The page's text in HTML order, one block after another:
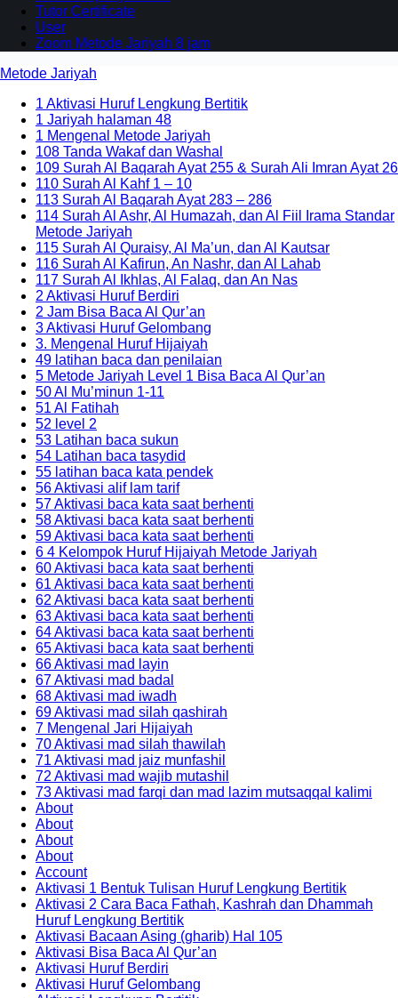
Tutor Certificate
User
Zoom Metode Jariyah 8 jam
Metode Jariyah
1 Aktivasi Huruf Lengkung Bertitik
1 Jariyah halaman 48
1 Mengenal Metode Jariyah
108 Tanda Wakaf dan Washal
109 Surah Al Baqarah Ayat 255 & Surah Ali Imran Ayat 26
110 Surah Al Kahf 1 – 10
113 Surah Al Baqarah Ayat 283 – 286
114 Surah Al Ashr, Al Humazah, dan Al Fiil Irama Standar
Metode Jariyah
115 Surah Al Quraisy, Al Ma’un, dan Al Kautsar
116 Surah Al Kafirun, An Nashr, dan Al Lahab
117 Surah Al Ikhlas, Al Falaq, dan An Nas
2 Aktivasi Huruf Berdiri
2 Jam Bisa Baca Al Qur’an
3 Aktivasi Huruf Gelombang
3. Mengenal Huruf Hijaiyah
49 latihan baca dan penilaian
5 Metode Jariyah Level 1 Bisa Baca Al Qur’an
50 Al Mu’minun 1-11
51 Al Fatihah
52 level 2
53 Latihan baca sukun
54 Latihan baca tasydid
55 latihan baca kata pendek
56 Aktivasi alif lam tarif
57 Aktivasi baca kata saat berhenti
58 Aktivasi baca kata saat berhenti
59 Aktivasi baca kata saat berhenti
6 4 Kelompok Huruf Hijaiyah Metode Jariyah
60 Aktivasi baca kata saat berhenti
61 Aktivasi baca kata saat berhenti
62 Aktivasi baca kata saat berhenti
63 Aktivasi baca kata saat berhenti
64 Aktivasi baca kata saat berhenti
65 Aktivasi baca kata saat berhenti
66 Aktivasi mad layin
67 Aktivasi mad badal
68 Aktivasi mad iwadh
69 Aktivasi mad silah qashirah
7 Mengenal Jari Hijaiyah
70 Aktivasi mad silah thawilah
71 Aktivasi mad jaiz munfashil
72 Aktivasi mad wajib mutashil
73 Aktivasi mad farqi dan mad lazim mutsaqqal kalimi
About
About
About
About
Account
Aktivasi 1 Bentuk Tulisan Huruf Lengkung Bertitik
Aktivasi 2 Cara Baca Fathah, Kashrah dan Dhammah
Huruf Lengkung Bertitik
Aktivasi Bacaan Asing (gharib) Hal 105
Aktivasi Bisa Baca Al Qur’an
Aktivasi Huruf Berdiri
Aktivasi Huruf Gelombang